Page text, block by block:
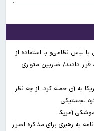
لباس نظامی‌و با استفاده از
دادند/ ضاربین متواری
به آن حمله کرد، از چه نظر
لجستیکی
ابوترابی، نماینده مجلس: دولت با زدن ۲۸ نامه به رهبری برای مذاکره اصرار